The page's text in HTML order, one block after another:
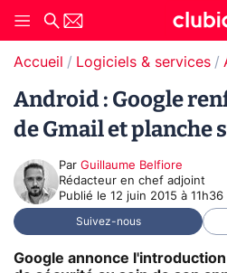
Accueil Logiciels & services
Android : Google
de Gmail et planche
Par Guillaume Belfiore
Rédacteur en chef adjoint
Publié le 12 juin 2015 à 11h36
Suivez-nous
Google annonce